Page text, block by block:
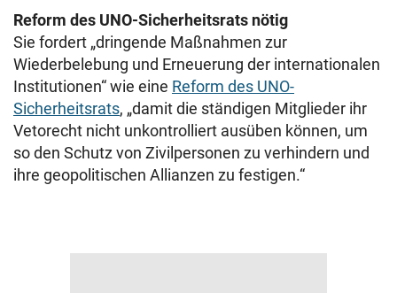
Reform des UNO-Sicherheitsrats nötig
Sie fordert „dringende Maßnahmen zur
Wiederbelebung und Erneuerung der internationalen
Institutionen“ wie eine Reform des UNO-
Sicherheitsrats, „damit die ständigen Mitglieder ihr
Vetorecht nicht unkontrolliert ausüben können, um
so den Schutz von Zivilpersonen zu verhindern und
ihre geopolitischen Allianzen zu festigen.“